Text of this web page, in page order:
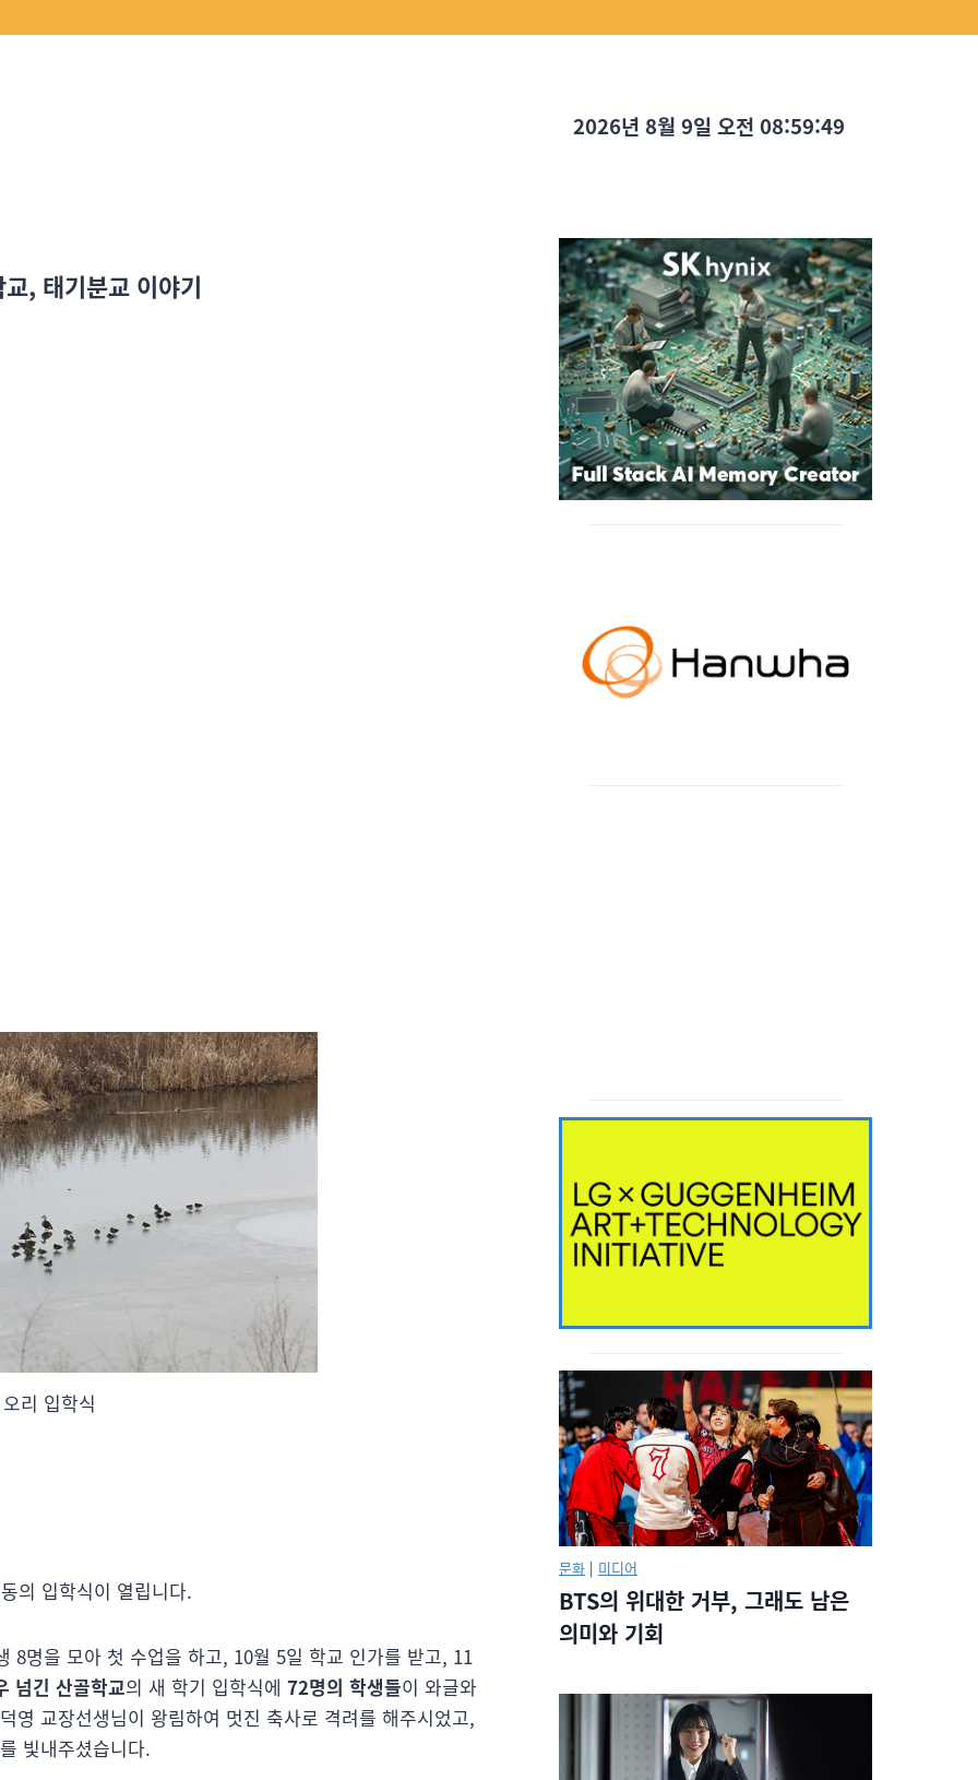
, 태기분교 이야기
리 입학식
의 입학식이 열립니다.
8명을 모아 첫 수업을 하고, 10월 5일 학교 인가를 받고, 11
넘긴 산골학교의 새 학기 입학식에 72명의 학생들이 와글와
영 교장선생님이 왕림하여 멋진 축사로 격려를 해주시었고,
빛내주셨습니다.
2026년 8월 9일 오전 08:59:51
문화 | 미디어
BTS의 위대한 거부, 그래도 남은
의미와 기회